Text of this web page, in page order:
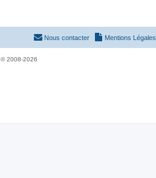
Mentions Légales
Nous contacter
© 2008-2026